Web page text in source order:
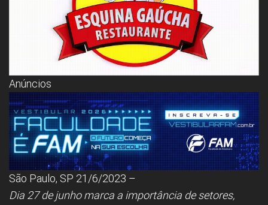
Emprego,
Empreendedorismo,
Negócios,
Oportunidades,
Anúncios
São Paulo, SP 21/6/2023 –
Dia 27 de junho marca a importância de setores,